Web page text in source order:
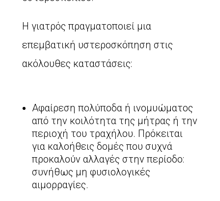
Η γιατρός πραγματοποιεί μια
επεμβατική υστεροσκόπηση στις
ακόλουθες καταστάσεις:
Αφαίρεση πολύποδα ή ινομυώματος
από την κοιλότητα της μήτρας ή την
περιοχή του τραχήλου. Πρόκειται
για καλοήθεις δομές που συχνά
προκαλούν αλλαγές στην περίοδο:
συνήθως μη φυσιολογικές
αιμορραγίες.